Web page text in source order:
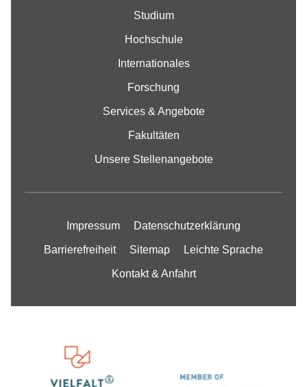
Studium
Hochschule
Internationales
Forschung
Services & Angebote
Fakultäten
Unsere Stellenangebote
Impressum Datenschutzerklärung
Barrierefreiheit Sitemap Leichte Sprache
Kontakt & Anfahrt